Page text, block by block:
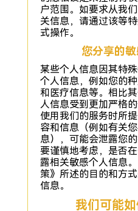
户范围。如要求从我
关信息，请通过该等
式操作。
您分享的
某些个人信息因其特
个人信息，例如您的
和医疗信息等。相比
人信息受到更加严格
使用我们的服务时所
容和信息（例如有关
息），可能会泄露您
要谨慎地考虑，是否
露相关敏感个人信息
策》所述的目的和方
信息。
我们可能